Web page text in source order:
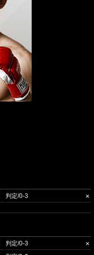
判定/0-3 ×
判定/0-3 ×